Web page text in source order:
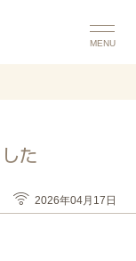
MENU
た
2026年04月17日